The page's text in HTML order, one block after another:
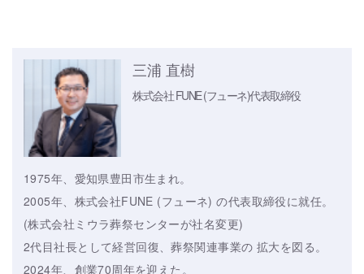
三浦 直樹
株式会社 FUNE (フューネ)代表取締役
1975年、愛知県豊田市生まれ。
2005年、株式会社FUNE (フューネ) の代表取締役に就任。
(株式会社ミウラ葬祭センターが社名変更)
2代目社長として経営回復、葬祭関連事業の 拡大を図る。
2024年、創業70周年を迎えた。